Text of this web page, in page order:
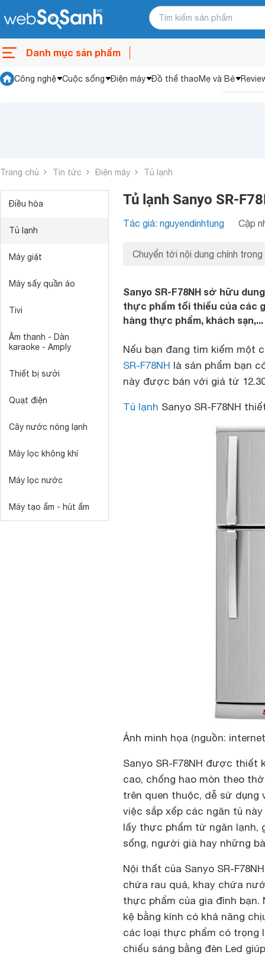
Danh mục sản phẩm
Công nghệ Cuộc sống Điện máy Đồ thể thaoMẹ và Bé
Trang chủ Tin tức Điện máy Tủ lạnh
Điều hòa
Tủ lạnh
Máy giặt
Máy sấy quần áo
Tivi
Âm thanh - Dàn
karaoke - Amply
Thiết bị sưởi
Quạt điện
Cây nước nóng lạnh
Máy lọc không khí
Máy lọc nước
Máy tạo ẩm - hút ẩm
Tủ lạnh Sanyo SR-
Tác giả: nguyendinhtung Cập
Chuyển tới nội dung chính trong
Sanyo SR-F78NH sở hữu
thực phẩm tối thiểu của các
hàng thực phẩm, khách sạn,...
Nếu bạn đang tìm kiếm một
SR-F78NH là sản phẩm bạn
này được bán với giá từ
Tủ lạnh Sanyo SR-F78NH
Ảnh minh họa (nguồn:
Sanyo SR-F78NH được
cao, chống hao mòn theo
trên quen thuộc, dễ sử dụng
việc sắp xếp các ngăn tủ
lấy thực phẩm từ ngăn lạnh,
sống, người già hay những
Nội thất của Sanyo SR-
chứa rau quả, khay chứa
thực phẩm của gia đình bạn.
kệ bằng kính có khả năng
các loại thực phẩm có trọng
chiếu sáng bằng đèn Led